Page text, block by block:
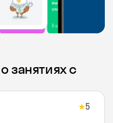
занятиях с
★5